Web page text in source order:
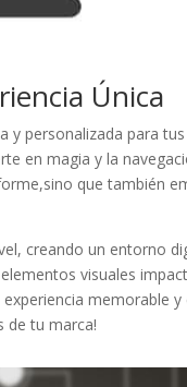
Única
personalizada para
en⁤ magia y la
que también
creando un entorno
visuales
memorable y
de tu marca!